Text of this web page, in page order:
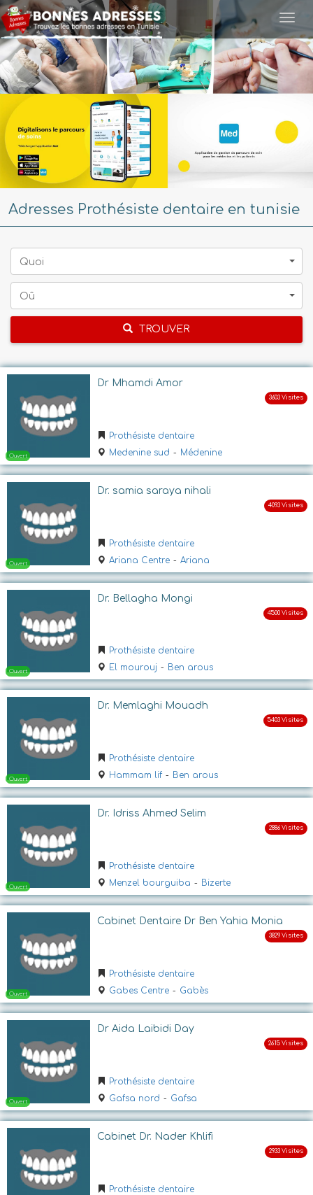
Adresses Prothésiste dentaire en tunisie
Quoi
Oû
TROUVER
Ouvert
Dr Mhamdi Amor
Prothésiste dentaire
Medenine sud - Médenine
Ouvert
Dr. samia saraya nihali
Prothésiste dentaire
Ariana Centre - Ariana
Ouvert
Dr. Bellagha Mongi
Prothésiste dentaire
El mourouj - Ben arous
Ouvert
Dr. Memlaghi Mouadh
Prothésiste dentaire
Hammam lif - Ben arous
Dr. Idriss Ahmed Selim
Prothésiste dentaire
Menzel bourguiba - Bizerte
Cabinet Dentaire Dr Ben Yahia Monia
Prothésiste dentaire
Gabes Centre - Gabès
Dr Aida Laibidi Day
Prothésiste dentaire
Gafsa nord - Gafsa
Cabinet Dr. Nader Khlifi
Prothésiste dentaire